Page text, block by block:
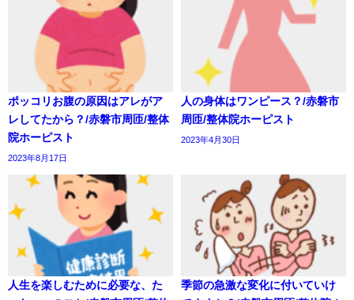
ポッコリお腹の原因はアレがア
レしてたから？/赤磐市周匝/整体
院ホーピスト
2023年8月17日
人の身体はワンピース？/赤磐市
周匝/整体院ホーピスト
2023年4月30日
人生を楽しむために必要な、た
季節の急激な変化に付いていけ